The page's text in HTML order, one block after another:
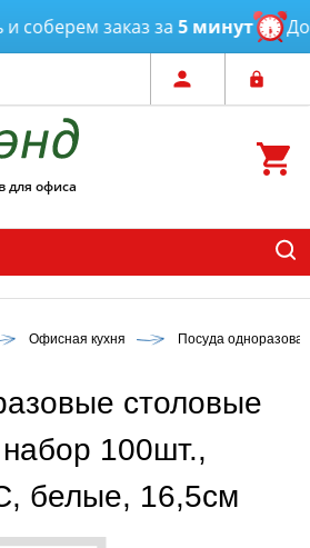
заказ за5 минут
для офиса
Офисная кухня Посуда одноразовая
столовые
100шт.,
белые, 16,5см